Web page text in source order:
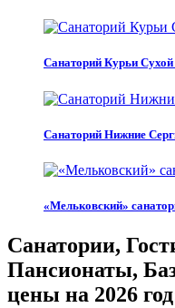
Санаторий Курьи
Санаторий Нижние
«Мельковский»
Санатории,
Пансионаты,
цены на 2026